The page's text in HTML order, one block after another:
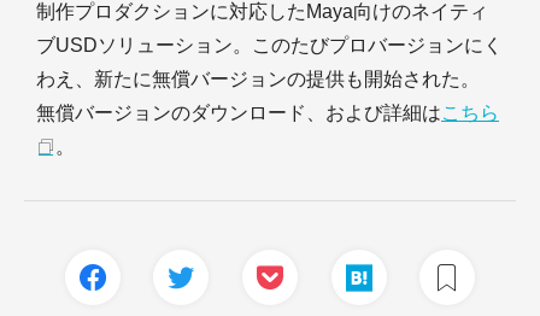
制作プロダクションに対応したMaya向けのネイティ
ブUSDソリューション。このたびプロバージョンにく
わえ、新たに無償バージョンの提供も開始された。
無償バージョンのダウンロード、および詳細はこちら
。